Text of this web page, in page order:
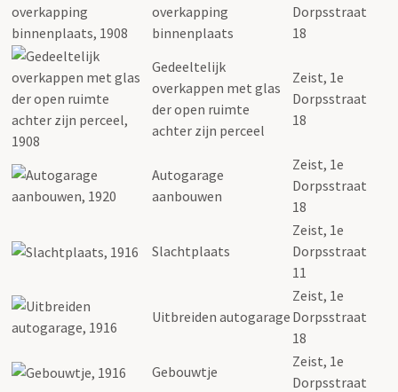
overkapping
binnenplaats
Dorpsstraat
18
Gedeeltelijk
overkappen met glas
der open ruimte
achter zijn perceel
Zeist, 1e
Dorpsstraat
18
Autogarage
aanbouwen
Zeist, 1e
Dorpsstraat
18
Slachtplaats
Zeist, 1e
Dorpsstraat
11
Uitbreiden autogarage
Zeist, 1e
Dorpsstraat
18
Gebouwtje
Zeist, 1e
Dorpsstraat